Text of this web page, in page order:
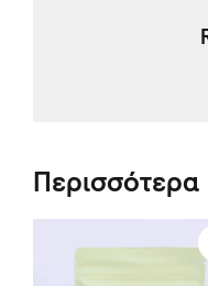
Περισσότερα